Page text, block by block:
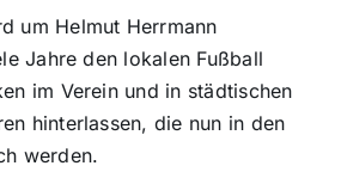
um Helmut Herrmann
Jahre den lokalen Fußball
im Verein und in städtischen
hinterlassen, die nun in den
werden.